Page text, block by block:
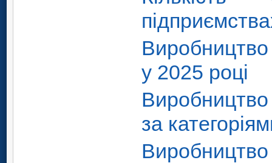
Виробництво
у 2025 році
Виробництво
за